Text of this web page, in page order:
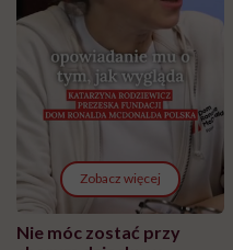
Zobacz więcej
Nie móc zostać przy